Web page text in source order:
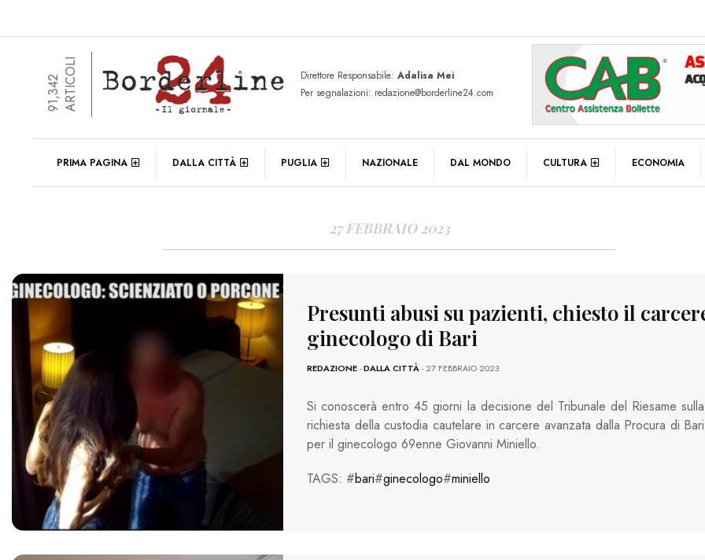
91,342ARTICOLI Direttore Responsabile: Adalisa Mei
Per segnalazioni: redazione@borderline24.com
PRIMA PAGINA DALLA CITTÀ PUGLIA NAZIONALE DAL MONDO CULTURA ECONOMIA
DAILY ARCHIVES
27 FEBBRAIO 2023
1901 VIEWS
Presunti abusi su pazienti, chiesto il
ginecologo di Bari
REDAZIONE-DALLA CITTÀ- 27 FEBBRAIO 2023
Si conoscerà entro 45 giorni la decisione del Tribunale del Riesame sulla
richiesta della custodia cautelare in carcere avanzata dalla Procura di Bari
per il ginecologo 69enne Giovanni Miniello.
TAGS: #bari#ginecologo#miniello